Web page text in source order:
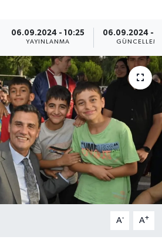
06.09.2024 - 10:25
YAYINLANMA
06.09.2024 -
A- A+